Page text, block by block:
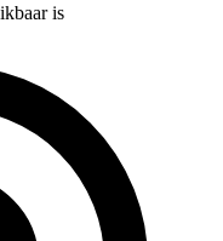
is